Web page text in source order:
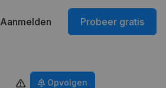
Aanmelden Probeer gratis
Opvolgen